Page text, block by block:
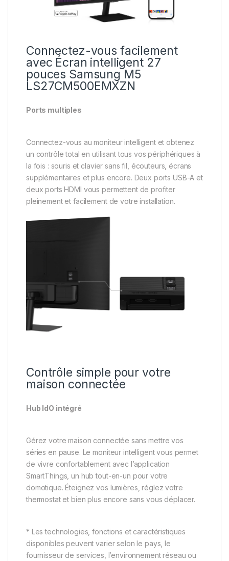
Connectez-vous facilement
avec Écran intelligent 27
pouces Samsung M5
LS27CM500EMXZN
Ports multiples
Connectez-vous au moniteur intelligent et obtenez
un contrôle total en utilisant tous vos périphériques à
la fois : souris et clavier sans fil, écouteurs, écrans
supplémentaires et plus encore. Deux ports USB-A et
deux ports HDMI vous permettent de profiter
pleinement et facilement de votre installation.
Contrôle simple pour votre
maison connectée
Hub IdO intégré
Gérez votre maison connectée sans mettre vos
séries en pause. Le moniteur intelligent vous permet
de vivre confortablement avec l’application
SmartThings, un hub tout-en-un pour votre
domotique. Éteignez vos lumières, réglez votre
thermostat et bien plus encore sans vous déplacer.
* Les technologies, fonctions et caractéristiques
disponibles peuvent varier selon le pays, le
fournisseur de services, l’environnement réseau ou